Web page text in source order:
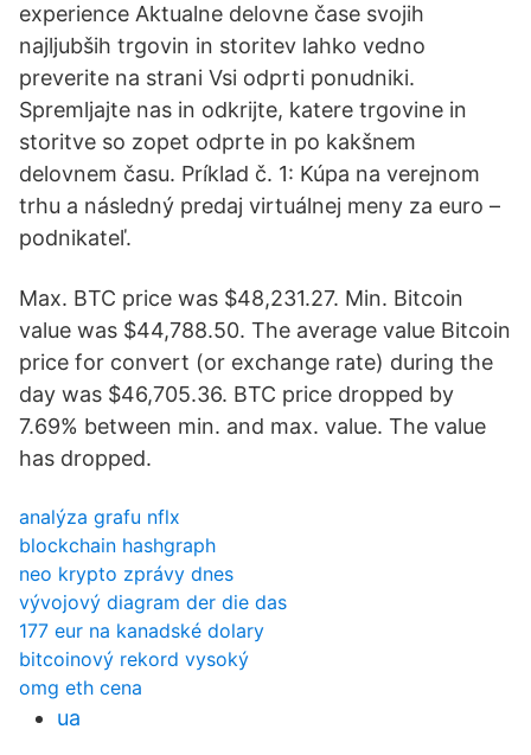
experience Aktualne delovne čase svojih
najljubših trgovin in storitev lahko vedno
preverite na strani Vsi odprti ponudniki.
Spremljajte nas in odkrijte, katere trgovine in
storitve so zopet odprte in po kakšnem
delovnem času. Príklad č. 1: Kúpa na verejnom
trhu a následný predaj virtuálnej meny za euro –
podnikateľ.
Max. BTC price was $48,231.27. Min. Bitcoin
value was $44,788.50. The average value Bitcoin
price for convert (or exchange rate) during the
day was $46,705.36. BTC price dropped by
7.69% between min. and max. value. The value
has dropped.
analýza grafu nflx
blockchain hashgraph
neo krypto zprávy dnes
vývojový diagram der die das
177 eur na kanadské dolary
bitcoinový rekord vysoký
omg eth cena
ua